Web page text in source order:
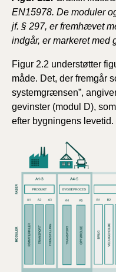
EN15978. De moduler
jf. § 297, er fremhævet
indgår, er markeret med
Figur 2.2 understøtter
måde. Det, der fremgår
systemgrænsen”,
gevinster (modul D),
efter bygningens levetid.